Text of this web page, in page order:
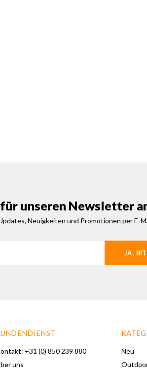
unseren Newsletter
Neuigkeiten und Promotionen per E-
JA ,
+31 (0) 850 239 880
uns
Neu